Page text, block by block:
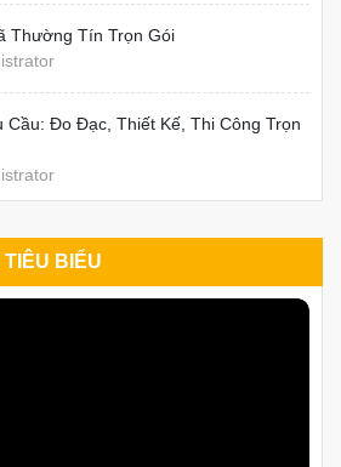
Thường Tín Trọn Gói
Cầu: Đo Đạc, Thiết Kế, Thi Công Trọn
BIỂU